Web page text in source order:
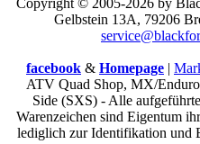
Gelbstein 13A, 79206
facebook & Homepage |
ATV Quad Shop, MX/
Side (SXS) - Alle
Warenzeichen sind Eigentum
lediglich zur Identifikation und